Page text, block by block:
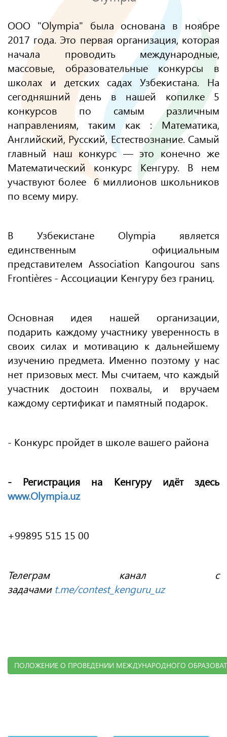
OOO "Olympia" была основана в ноябре
2017 года. Это первая организация, которая
начала проводить международные,
массовые, образовательные конкурсы в
школах и детских садах Узбекистана. На
сегодняшний день в нашей копилке 5
конкурсов по самым различным
направлениям, таким как : Математика,
Английский, Русский, Естествознание. Самый
главный наш конкурс — это конечно же
Математический конкурс Кенгуру. В нем
участвуют более 6 миллионов школьников
по всему миру.
В Узбекистане Olympia является
единственным официальным
представителем Association Kangourou sans
Frontières - Ассоциации Кенгуру без границ.
Основная идея нашей организации,
подарить каждому участнику уверенность в
своих силах и мотивацию к дальнейшему
изучению предмета. Именно поэтому у нас
нет призовых мест. Мы считаем, что каждый
участник достоин похвалы, и вручаем
каждому сертификат и памятный подарок.
- Конкурс пройдет в школе вашего района
- Регистрация на Кенгуру идёт здесь
www.Olympia.uz
+99895 515 15 00
Телеграм канал с
задачами t.me/contest_kenguru_uz
ПОЛОЖЕНИЕ О ПРОВЕДЕНИИ МЕЖДУНАРОДНОГО